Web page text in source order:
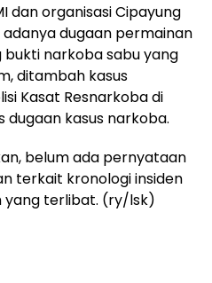
dan organisasi Cipayung
dugaan permainan
narkoba sabu yang
ditambah kasus
Kasat Resnarkoba di
dugaan kasus narkoba.
belum ada pernyataan
terkait kronologi insiden
yang terlibat. (ry/lsk)